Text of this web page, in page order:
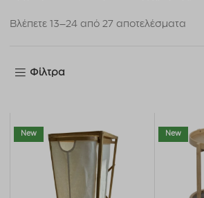
Βλέπετε 13–24 από 27 αποτελέσματα
Φίλτρα
New New